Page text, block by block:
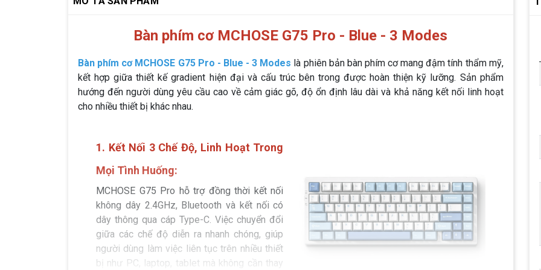
Bàn phím cơ MCHOSE G75 Pro - Blue - 3 Modes
Bàn phím cơ MCHOSE G75 Pro - Blue - 3 Modes là phiên bản bàn phím cơ mang đậm tính thẩm mỹ,
kết hợp giữa thiết kế gradient hiện đại và cấu trúc bên trong được hoàn thiện kỹ lưỡng. Sản phẩm
hướng đến người dùng yêu cầu cao về cảm giác gõ, độ ổn định lâu dài và khả năng kết nối linh hoạt
cho nhiều thiết bị khác nhau.
1. Kết Nối 3 Chế Độ, Linh Hoạt Trong
Mọi Tình Huống:
MCHOSE G75 Pro hỗ trợ đồng thời kết nối
không dây 2.4GHz, Bluetooth và kết nối có
dây thông qua cáp Type-C. Việc chuyển đổi
giữa các chế độ diễn ra nhanh chóng, giúp
người dùng làm việc liên tục trên nhiều thiết
bị như PC, laptop, tablet mà không cần thay